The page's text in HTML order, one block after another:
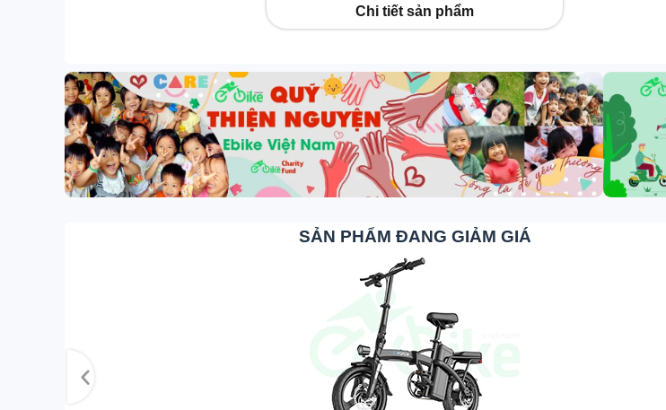
Chi tiết sản phẩm
SẢN PHẨM ĐANG GIẢM GIÁ